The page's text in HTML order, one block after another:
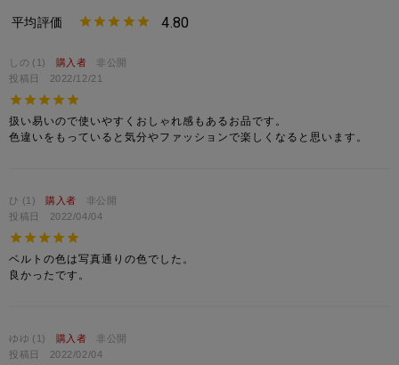
モニターの設定状況によって、実際の商品と 若干色が異なる場合がございま
す。
あらかじめご了承ください。
総柄の商品は使用している生地の部分によって 写真と異なる場合がございま
す。 ご注文が殺到した場合ズレが生じ 欠品となる場合があります。
4.80
しの 1 購入者
非公開
投稿日
2022/12/21
扱い易いので使いやすくおしゃれ感もあるお品です。
色違いをもっていると気分やファッションで楽しくなると思います。
ひ 1 購入者
非公開
投稿日
2022/04/04
ベルトの色は写真通りの色でした。
良かったです。
ゆゆ 1 購入者
非公開
投稿日
2022/02/04